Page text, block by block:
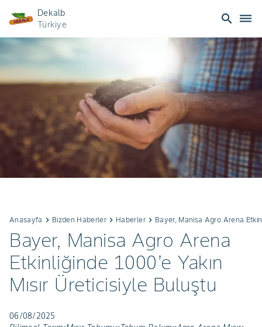
Dekalb
Türkiye
search dehaze
Anasayfa keyboard_arrow_right Bizden Haberler keyboard_arrow_right Haberlerkeyboard_arrow_right Bayer, Manisa Agro Arena
Bayer, Manisa Agro Arena
Etkinliğinde 1000’e Yakın
Mısır Üreticisiyle Buluştu
06/08/2025